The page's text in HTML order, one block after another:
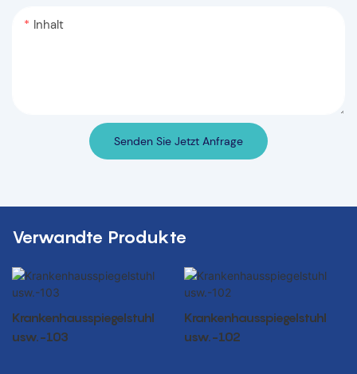
Inhalt
Senden Sie Jetzt Anfrage
Verwandte Produkte
Krankenhausspiegelstuhl
usw.-103
Krankenhausspiegelstuhl
usw.-102